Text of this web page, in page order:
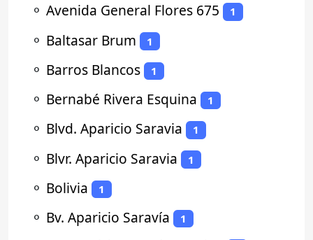
⚬ Avenida General Flores 675 1
⚬ Baltasar Brum 1
⚬ Barros Blancos 1
⚬ Bernabé Rivera Esquina 1
⚬ Blvd. Aparicio Saravia 1
⚬ Blvr. Aparicio Saravia 1
⚬ Bolivia 1
⚬ Bv. Aparicio Saravía 1